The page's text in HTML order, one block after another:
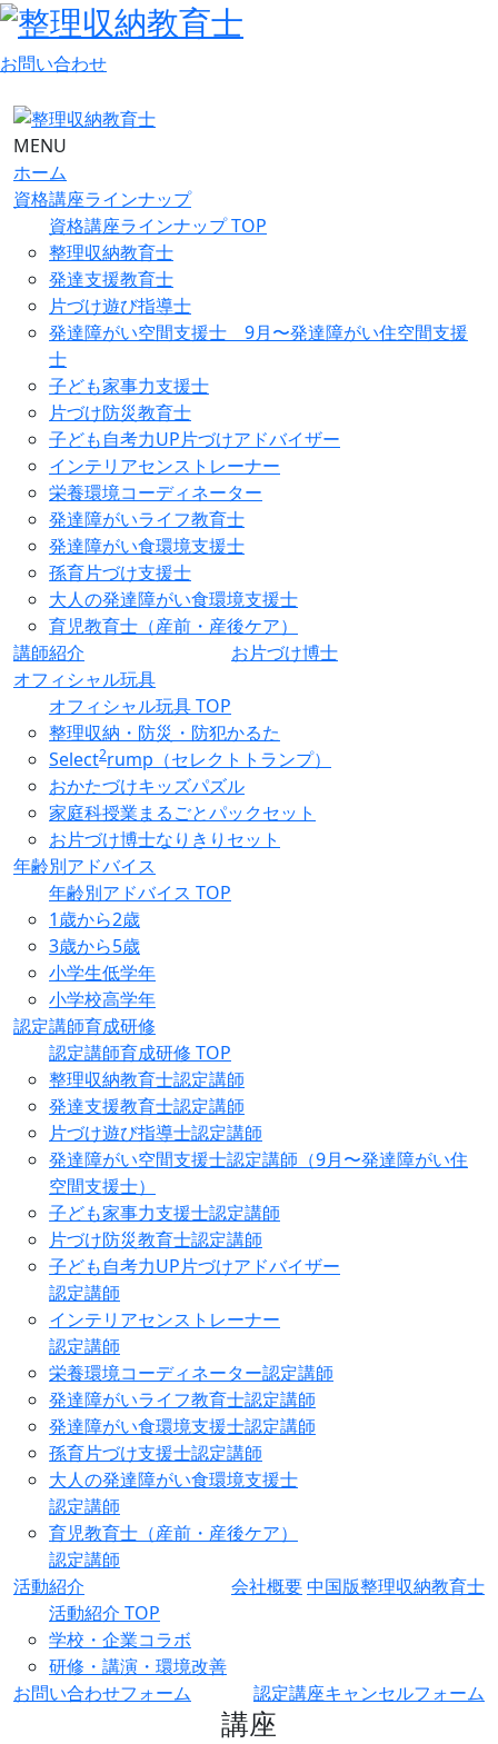
お問い合わせ
MENU
ホーム
資格講座ラインナップ
資格講座ラインナップ TOP
整理収納教育士
発達支援教育士
片づけ遊び指導士
発達障がい空間支援士 9月〜発達障がい住空間支援
士
子ども家事力支援士
片づけ防災教育士
子ども自考力UP片づけアドバイザー
インテリアセンストレーナー
栄養環境コーディネーター
発達障がいライフ教育士
発達障がい食環境支援士
孫育片づけ支援士
大人の発達障がい食環境支援士
育児教育士（産前・産後ケア）
講師紹介
お片づけ博士
オフィシャル玩具
オフィシャル玩具 TOP
整理収納・防災・防犯かるた
Select2rump（セレクトトランプ）
おかたづけキッズパズル
家庭科授業まるごとパックセット
お片づけ博士なりきりセット
年齢別アドバイス
年齢別アドバイス TOP
1歳から2歳
3歳から5歳
小学生低学年
小学校高学年
認定講師育成研修
認定講師育成研修 TOP
整理収納教育士認定講師
発達支援教育士認定講師
片づけ遊び指導士認定講師
発達障がい空間支援士認定講師（9月〜発達障がい住
空間支援士）
子ども家事力支援士認定講師
片づけ防災教育士認定講師
子ども自考力UP片づけアドバイザー
認定講師
インテリアセンストレーナー
認定講師
栄養環境コーディネーター認定講師
発達障がいライフ教育士認定講師
発達障がい食環境支援士認定講師
孫育片づけ支援士認定講師
大人の発達障がい食環境支援士
認定講師
育児教育士（産前・産後ケア）
認定講師
活動紹介
活動紹介 TOP
学校・企業コラボ
研修・講演・環境改善
会社概要中国版整理収納教育士
お問い合わせフォーム 認定講座キャンセルフォーム
講座